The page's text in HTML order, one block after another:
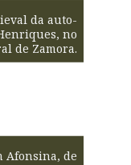
da auto-
no
de Zamora.
Afonsina, de